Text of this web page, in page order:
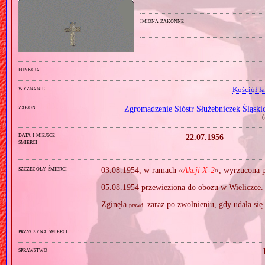
imiona zakonne
funkcja
wyznanie Kościół
zakon Zgromadzenie Sióstr Służebniczek
(
data i miejsce
śmierci
22.07.1956
szczegóły śmierci 03.08.1954, w ramach «Akcji X‐2», wyrzucona
05.08.1954 przewieziona do obozu w Wieliczce.
Zginęłaprawd. zaraz po zwolnieniu, gdy udała
przyczyna śmierci
sprawstwo